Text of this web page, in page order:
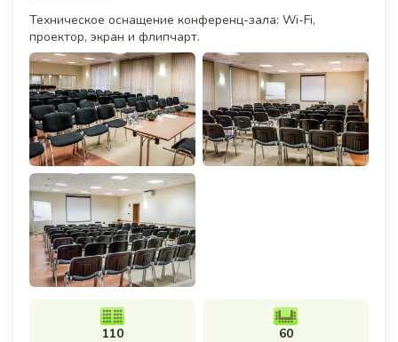
Техническое оснащение конференц-зала: Wi-Fi,
проектор, экран и флипчарт.
110 60